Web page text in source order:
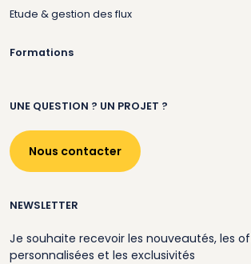
Etude & gestion des flux
Formations
UNE QUESTION ? UN PROJET ?
Nous contacter
NEWSLETTER
Je souhaite recevoir les nouveautés, les
personnalisées et les exclusivités